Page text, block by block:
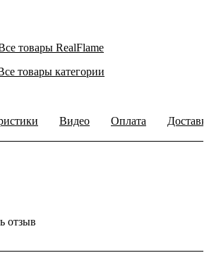
товары RealFlame
товары категории
Видео Оплата
отзыв